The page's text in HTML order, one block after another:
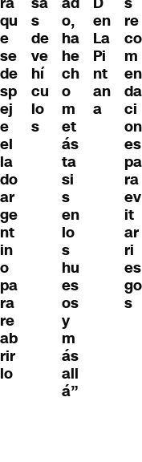
qu
e
se
de
sp
ej
e
el
la
do
ar
ge
nt
in
o
pa
ra
re
ab
rir
lo
s
de
ve
hí
cu
lo
s
o,
ha
he
ch
o
m
et
ás
ta
si
s
en
lo
s
hu
es
os
y
m
ás
all
á”
en
La
Pi
nt
an
a
re
co
m
en
da
ci
on
es
pa
ra
ev
it
ar
ri
es
go
s